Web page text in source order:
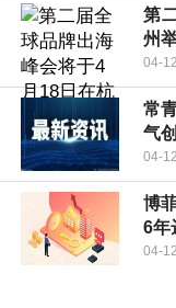
第
州
04-12
常
气
04-12
博
6年
04-12